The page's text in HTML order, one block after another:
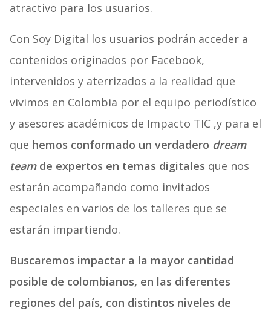
atractivo para los usuarios.
Con Soy Digital los usuarios podrán acceder a
contenidos originados por Facebook,
intervenidos y aterrizados a la realidad que
vivimos en Colombia por el equipo periodístico
y asesores académicos de Impacto TIC ,y para el
que hemos conformado un verdadero dream
teamde expertos en temas digitales que nos
estarán acompañando como invitados
especiales en varios de los talleres que se
estarán impartiendo.
Buscaremos impactar a la mayor cantidad
posible de colombianos, en las diferentes
regiones del país, con distintos niveles de